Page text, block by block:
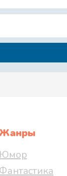
Жанры
Юмор
Фантастика